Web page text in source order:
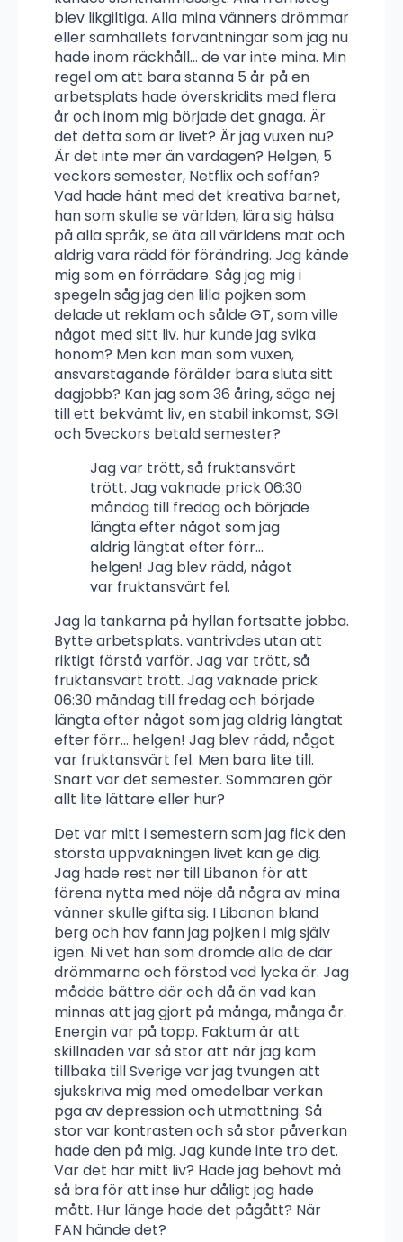
blev likgiltiga. Alla mina vänners drömmar
eller samhällets förväntningar som jag nu
hade inom räckhåll… de var inte mina. Min
regel om att bara stanna 5 år på en
arbetsplats hade överskridits med flera
år och inom mig började det gnaga. Är
det detta som är livet? Är jag vuxen nu?
Är det inte mer än vardagen? Helgen, 5
veckors semester, Netflix och soffan?
Vad hade hänt med det kreativa barnet,
han som skulle se världen, lära sig hälsa
på alla språk, se äta all världens mat och
aldrig vara rädd för förändring. Jag kände
mig som en förrädare. Såg jag mig i
spegeln såg jag den lilla pojken som
delade ut reklam och sålde GT, som ville
något med sitt liv. hur kunde jag svika
honom? Men kan man som vuxen,
ansvarstagande förälder bara sluta sitt
dagjobb? Kan jag som 36 åring, säga nej
till ett bekvämt liv, en stabil inkomst, SGI
och 5veckors betald semester?
Jag var trött, så fruktansvärt
trött. Jag vaknade prick 06:30
måndag till fredag och började
längta efter något som jag
aldrig längtat efter förr…
helgen! Jag blev rädd, något
var fruktansvärt fel.
Jag la tankarna på hyllan fortsatte jobba.
Bytte arbetsplats. vantrivdes utan att
riktigt förstå varför. Jag var trött, så
fruktansvärt trött. Jag vaknade prick
06:30 måndag till fredag och började
längta efter något som jag aldrig längtat
efter förr… helgen! Jag blev rädd, något
var fruktansvärt fel. Men bara lite till.
Snart var det semester. Sommaren gör
allt lite lättare eller hur?
Det var mitt i semestern som jag fick den
största uppvakningen livet kan ge dig.
Jag hade rest ner till Libanon för att
förena nytta med nöje då några av mina
vänner skulle gifta sig. I Libanon bland
berg och hav fann jag pojken i mig själv
igen. Ni vet han som drömde alla de där
drömmarna och förstod vad lycka är. Jag
mådde bättre där och då än vad kan
minnas att jag gjort på många, många år.
Energin var på topp. Faktum är att
skillnaden var så stor att när jag kom
tillbaka till Sverige var jag tvungen att
sjukskriva mig med omedelbar verkan
pga av depression och utmattning. Så
stor var kontrasten och så stor påverkan
hade den på mig. Jag kunde inte tro det.
Var det här mitt liv? Hade jag behövt må
så bra för att inse hur dåligt jag hade
mått. Hur länge hade det pågått? När
FAN hände det?